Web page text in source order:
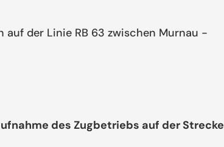
auf der Linie RB 63 zwischen Murnau -
des Zugbetriebs auf der Strecke